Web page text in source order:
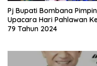
Pj Bupati Bombana Pimpin
Upacara Hari Pahlawan
79 Tahun 2024